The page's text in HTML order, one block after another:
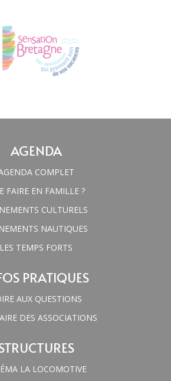
AGENDA
COMPLET
FAIRE EN FAMILLE ?
CULTURELS
NAUTIQUES
LES TEMPS FORTS
PRATIQUES
AUX QUESTIONS
DES ASSOCIATIONS
LA LOCOMOTIVE